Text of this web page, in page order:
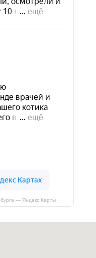
— Яндекс Карты